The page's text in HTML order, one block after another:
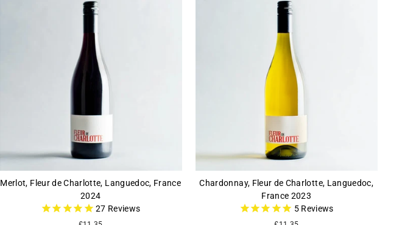
Merlot, Fleur de Charlotte, Languedoc, France
2024
27 Reviews
Chardonnay, Fleur de Charlotte, Languedoc,
France 2023
5Reviews